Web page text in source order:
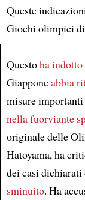
Article
Queste
Giochi olimpici di
Questoha indotto
Giapponeabbia
misure importanti
nella fuorviante
originale delle
Hatoyama, ha
dei casi
sminuito. Ha